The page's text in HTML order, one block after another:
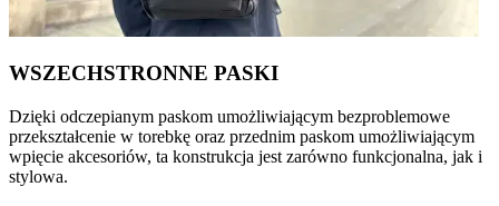
WSZECHSTRONNE PASKI
Dzięki odczepianym paskom umożliwiającym bezproblemowe
przekształcenie w torebkę oraz przednim paskom umożliwiającym
wpięcie akcesoriów, ta konstrukcja jest zarówno funkcjonalna, jak i
stylowa.